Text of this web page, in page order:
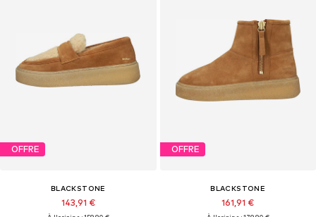
OFFRE
BLACKSTONE
143,91 €
OFFRE
BLACKSTONE
161,91 €